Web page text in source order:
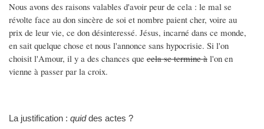
Nous avons des raisons valables d'avoir peur de cela : le mal se
révolte face au don sincère de soi et nombre paient cher, voire au
prix de leur vie, ce don désinteressé. Jésus, incarné dans ce monde,
en sait quelque chose et nous l'annonce sans hypocrisie. Si l'on
choisit l'Amour, il y a des chances que cela se termine à l'on en
vienne à passer par la croix.
La justification : quiddes actes ?